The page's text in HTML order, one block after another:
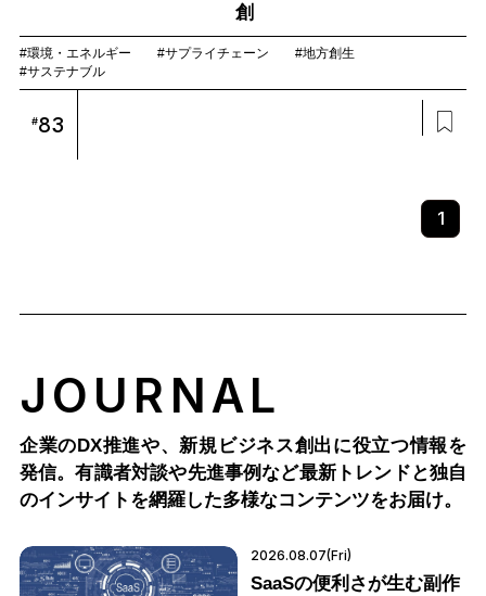
創
#環境・エネルギー #サプライチェーン
#地方創生
#サステナブル
#83
1
JOURNAL
企業のDX推進や、新規ビジネス創出に役立つ情報を
発信。有識者対談や先進事例など最新トレンドと独自
のインサイトを網羅した多様なコンテンツをお届け。
2026.08.07(Fri)
SaaSの便利さが生む副作